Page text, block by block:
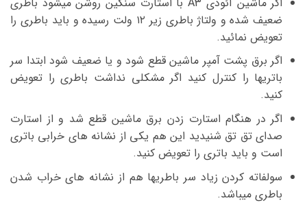
ضعیف شده و ولتاژ باطری زیر ۱۲ ولت رسیده و باید باطری را
تعویض نمائید.
اگر برق پشت آمپر ماشین قطع شود و یا ضعیف شود ابتدا سر
باتریها را کنترل کنید اگر مشکلی نداشت باطری را تعویض
کنید.
اگر در هنگام استارت زدن برق ماشین قطع شد و از استارت
صدای تق تق شنیدید این هم یکی از نشانه های خرابی باتری
است و باید باتری را تعویض کنید.
سولفاته کردن زیاد سر باطریها هم از نشانه های خراب شدن
باطری میباشد.